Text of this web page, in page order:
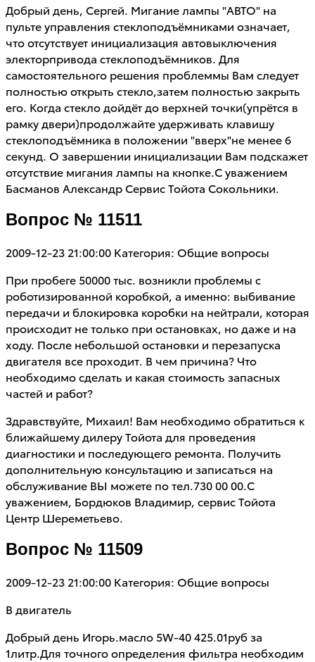
Добрый день, Сергей. Мигание лампы "АВТО" на
пульте управления стеклоподъёмниками означает,
что отсутствует инициализация автовыключения
электорпривода стеклоподъёмников. Для
самостоятельного решения проблеммы Вам следует
полностью открыть стекло,затем полностью закрыть
его. Когда стекло дойдёт до верхней точки(упрётся в
рамку двери)продолжайте удерживать клавишу
стеклоподъёмника в положении "вверх"не менее 6
секунд. О завершении инициализации Вам подскажет
отсутствие мигания лампы на кнопке.С уважением
Басманов Александр Сервис Тойота Сокольники.
Вопрос № 11511
2009-12-23 21:00:00 Категория: Общие вопросы
При пробеге 50000 тыс. возникли проблемы с
роботизированной коробкой, а именно: выбивание
передачи и блокировка коробки на нейтрали, которая
происходит не только при остановках, но даже и на
ходу. После небольшой остановки и перезапуска
двигателя все проходит. В чем причина? Что
необходимо сделать и какая стоимость запасных
частей и работ?
Здравствуйте, Михаил! Вам необходимо обратиться к
ближайшему дилеру Тойота для проведения
диагностики и последующего ремонта. Получить
дополнительную консультацию и записаться на
обслуживание ВЫ можете по тел.730 00 00.С
уважением, Бордюков Владимир, сервис Тойота
Центр Шереметьево.
Вопрос № 11509
2009-12-23 21:00:00 Категория: Общие вопросы
В двигатель
Добрый день Игорь.масло 5W-40 425.01руб за
1литр.Для точного определения фильтра необходим